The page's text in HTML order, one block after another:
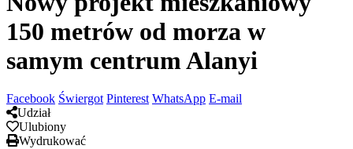
150 metrów od morza w
samym centrum Alanyi
Facebook Świergot Pinterest WhatsApp E-mail
Udział
Ulubiony
Wydrukować